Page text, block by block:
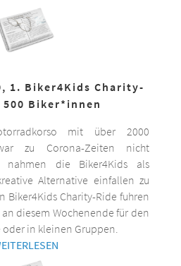
1. Biker4Kids Charity-
500 Biker*innen
mit über 2000
zu Corona-Zeiten nicht
nahmen die Biker4Kids als
Alternative einfallen zu
Biker4Kids Charity-Ride fuhren
diesem Wochenende für den
in kleinen Gruppen.